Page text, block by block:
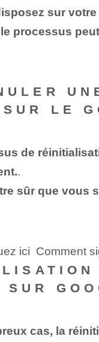
sur votre
processus
SUR LE
de
.
sûr que vous
ici Comment
SUR
cas, la